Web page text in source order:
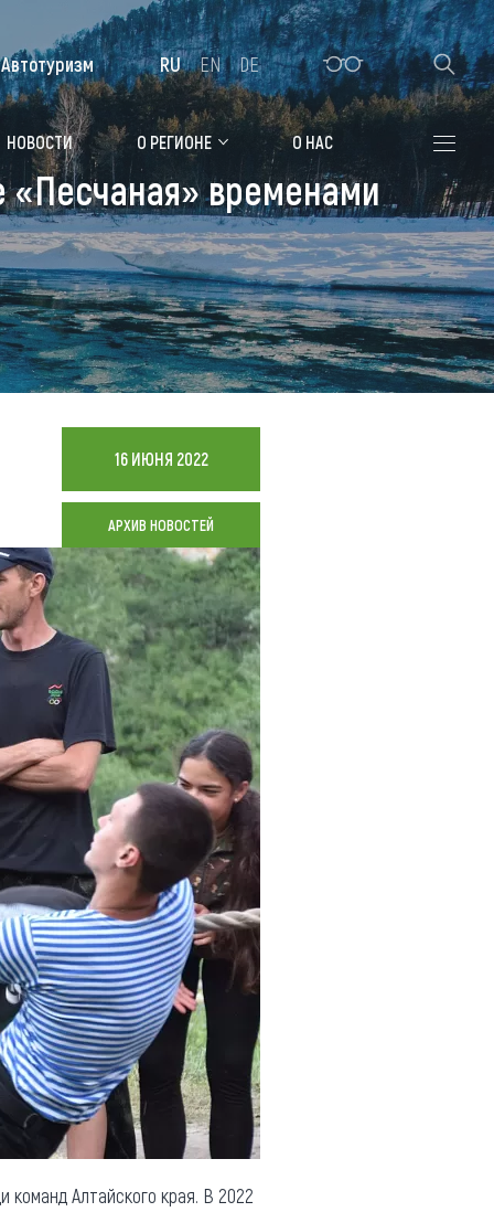
Алтайская зимовка
Где остановиться
Санатории
Гостиницы, отели
Коттеджи, базы
Сельские усадьбы
Мотели, придорожные отели
Коллекция впечатлений
Блог путешественника
Видеогалерея
Фотогалерея
НОВОСТИ О РЕГИОНЕ О НАС
Автотуризм RU EN DE
временами
16 ИЮНЯ 2022
АРХИВ НОВОСТЕЙ
команд Алтайского края. В 2022